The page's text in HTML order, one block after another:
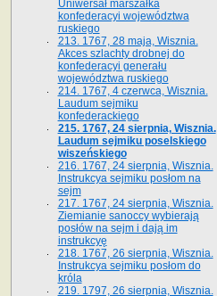
Uniwersał marszałka
konfederacyi województwa
ruskiego
213. 1767, 28 maja, Wisznia.
Akces szlachty drobnej do
konfederacyi generału
województwa ruskiego
214. 1767, 4 czerwca, Wisznia.
Laudum sejmiku
konfederackiego
215. 1767, 24 sierpnia, Wisznia.
Laudum sejmiku poselskiego
wiszeńskiego
216. 1767, 24 sierpnia, Wisznia.
Instrukcya sejmiku posłom na
sejm
217. 1767, 24 sierpnia, Wisznia.
Ziemianie sanoccy wybierają
posłów na sejm i dają im
instrukcyę
218. 1767, 26 sierpnia, Wisznia.
Instrukcya sejmiku posłom do
króla
219. 1797, 26 sierpnia, Wisznia.